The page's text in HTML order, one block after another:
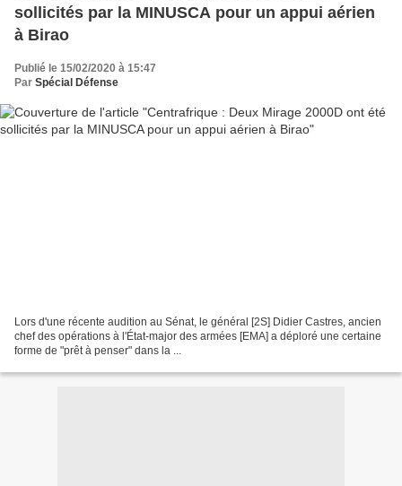
sollicités par la MINUSCA pour un appui aérien
à Birao
Publié le 15/02/2020 à 15:47
Par Spécial Défense
Lors d'une récente audition au Sénat, le général [2S] Didier Castres, ancien
chef des opérations à l'État-major des armées [EMA] a déploré une certaine
forme de "prêt à penser" dans la ...